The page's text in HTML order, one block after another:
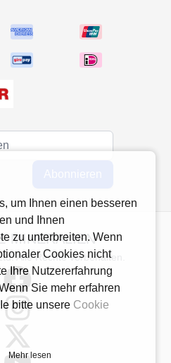
Mail-Adresse
MINERALIEN
Alle Rechte vorbehalten.
um Ihnen einen besseren
und Ihnen
zu unterbreiten. Wenn
Cookies nicht
Ihre Nutzererfahrung
Sie mehr erfahren
bitte unsere Cookie
Mehr lesen